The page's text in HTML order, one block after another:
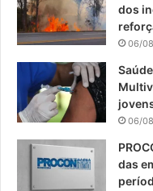
dos
06/
06/
das